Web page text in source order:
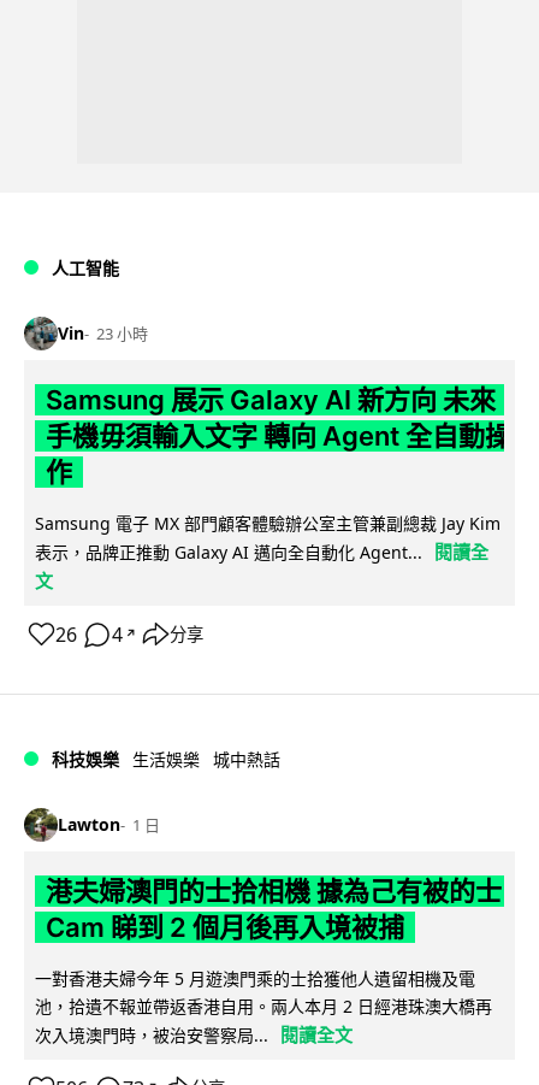
人工智能
Vin 23 小時
Samsung 展示 Galaxy AI 新方向 未來
手機毋須輸入文字 轉向 Agent 全自動操
作
Samsung 電子 MX 部門顧客體驗辦公室主管兼副總裁 Jay Kim
表示，品牌正推動 Galaxy AI 邁向全自動化 Agent...
閱讀全
文
26 4 ↗ 分享
科技娛樂 生活娛樂 城中熱話
Lawton 1 日
港夫婦澳門的士拾相機 據為己有被的士
Cam 睇到 2 個月後再入境被捕
一對香港夫婦今年 5 月遊澳門乘的士拾獲他人遺留相機及電
池，拾遺不報並帶返香港自用。兩人本月 2 日經港珠澳大橋再
次入境澳門時，被治安警察局...
閱讀全文